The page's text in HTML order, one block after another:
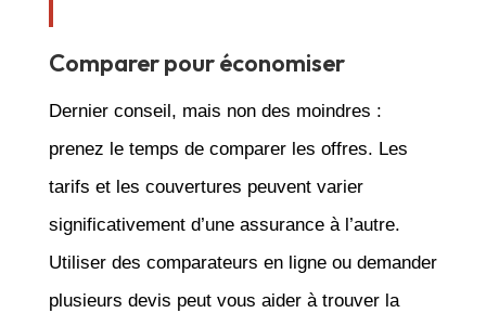
Comparer pour économiser
Dernier conseil, mais non des moindres :
prenez le temps de comparer les offres. Les
tarifs et les couvertures peuvent varier
significativement d’une assurance à l’autre.
Utiliser des comparateurs en ligne ou demander
plusieurs devis peut vous aider à trouver la